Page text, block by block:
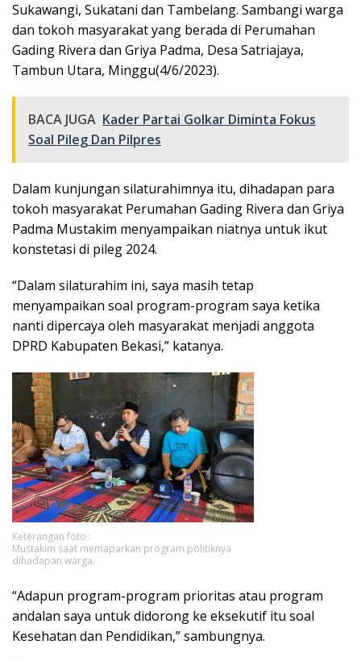
Sukawangi, Sukatani dan Tambelang. Sambangi warga
dan tokoh masyarakat yang berada di Perumahan
Gading Rivera dan Griya Padma, Desa Satriajaya,
Tambun Utara, Minggu(4/6/2023).
BACA JUGA Kader Partai Golkar Diminta Fokus
Soal Pileg Dan Pilpres
Dalam kunjungan silaturahimnya itu, dihadapan para
tokoh masyarakat Perumahan Gading Rivera dan Griya
Padma Mustakim menyampaikan niatnya untuk ikut
konstetasi di pileg 2024.
“Dalam silaturahim ini, saya masih tetap
menyampaikan soal program-program saya ketika
nanti dipercaya oleh masyarakat menjadi anggota
DPRD Kabupaten Bekasi,” katanya.
Keterangan foto :
Mustakim saat memaparkan program politiknya
dihadapan warga.
“Adapun program-program prioritas atau program
andalan saya untuk didorong ke eksekutif itu soal
Kesehatan dan Pendidikan,” sambungnya.